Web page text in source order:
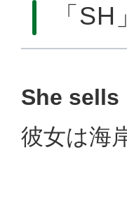
「
She
彼女は海